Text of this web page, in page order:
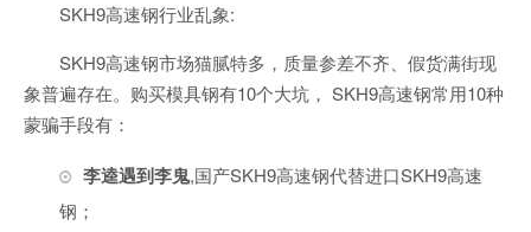
SKH9高速钢行业乱象:
SKH9高速钢市场猫腻特多，质量参差不齐、假货满街现
象普遍存在。购买模具钢有10个大坑， SKH9高速钢常用10种
蒙骗手段有：
李逵遇到李鬼,国产SKH9高速钢代替进口SKH9高速
钢；